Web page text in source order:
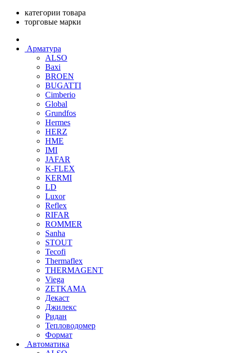
категории товара
торговые марки
Арматура
ALSO
Baxi
BROEN
BUGATTI
Cimberio
Global
Grundfos
Hermes
HERZ
HME
IMI
JAFAR
K-FLEX
KERMI
LD
Luxor
Reflex
RIFAR
ROMMER
Sanha
STOUT
Tecofi
Thermaflex
THERMAGENT
Viega
ZETKAMA
Декаст
Джилекс
Ридан
Тепловодомер
Формат
Автоматика